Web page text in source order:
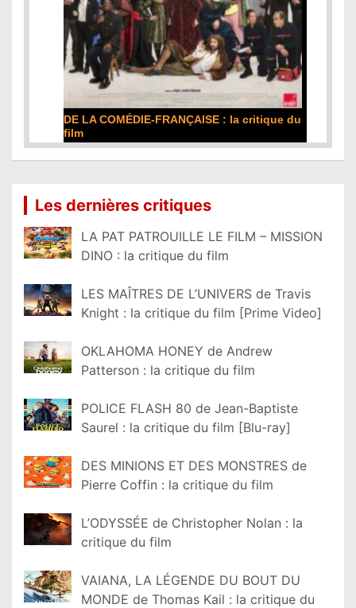
DE LA COMÉDIE-FRANÇAISE : la critique du
film
Les dernières critiques
LA PAT PATROUILLE LE FILM – MISSION
DINO : la critique du film
LES MAÎTRES DE L’UNIVERS de Travis
Knight : la critique du film [Prime Video]
OKLAHOMA HONEY de Andrew
Patterson : la critique du film
POLICE FLASH 80 de Jean-Baptiste
Saurel : la critique du film [Blu-ray]
DES MINIONS ET DES MONSTRES de
Pierre Coffin : la critique du film
L’ODYSSÉE de Christopher Nolan : la
critique du film
VAIANA, LA LÉGENDE DU BOUT DU
MONDE de Thomas Kail : la critique du